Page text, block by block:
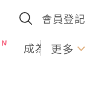
會員登記
成為U更多